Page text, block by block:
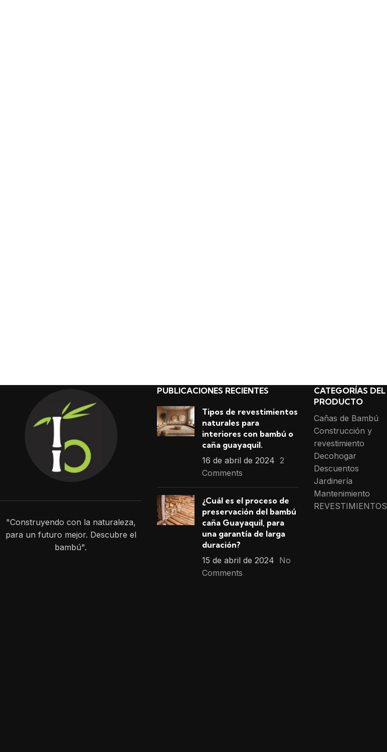
"Construyendo con la naturaleza,
para un futuro mejor. Descubre el
bambú".
PUBLICACIONES RECIENTES
Tipos de revestimientos
naturales para
interiores con bambú o
caña guayaquil.
16 de abril de 2024 2
Comments
¿Cuál es el proceso de
preservación del bambú
caña Guayaquil, para
una garantía de larga
duración?
15 de abril de 2024 No
Comments
CATEGORÍAS DEL
PRODUCTO
Cañas de Bambú
Construcción y
revestimiento
Decohogar
Descuentos
Jardinería
Mantenimiento
REVESTIMIENTOS